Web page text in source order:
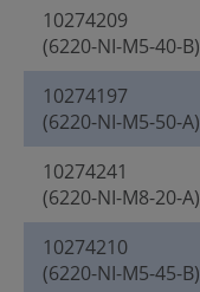
10274209
(6220-NI-M5-40-B)
10274197
(6220-NI-M5-50-A)
10274241
(6220-NI-M8-20-A)
10274210
(6220-NI-M5-45-B)